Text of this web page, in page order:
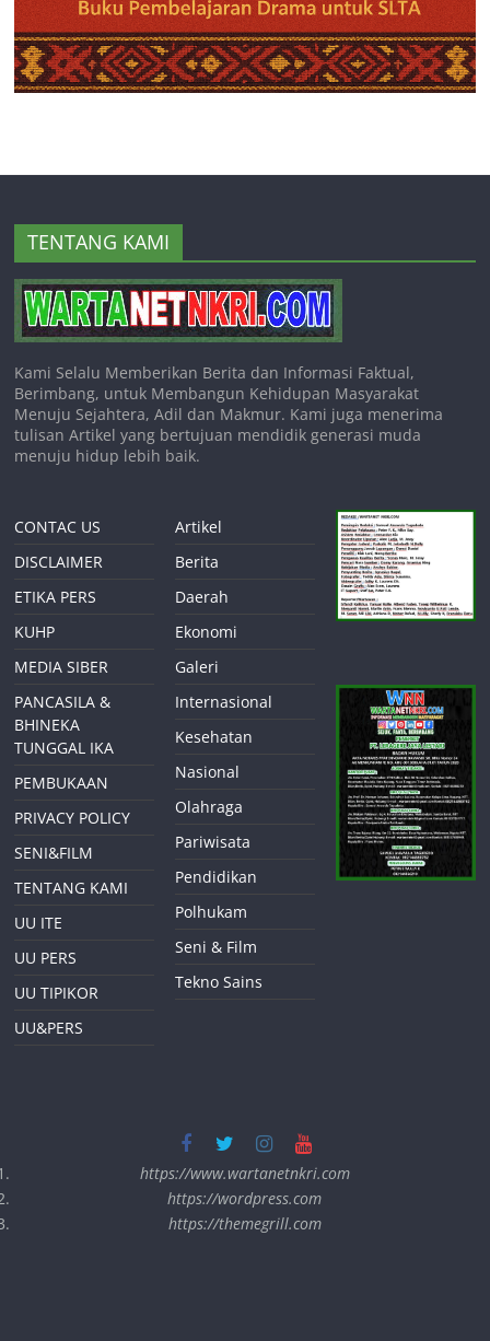
TENTANG KAMI
Kami Selalu Memberikan Berita dan Informasi Faktual,
Berimbang, untuk Membangun Kehidupan Masyarakat
Menuju Sejahtera, Adil dan Makmur. Kami juga menerima
tulisan Artikel yang bertujuan mendidik generasi muda
menuju hidup lebih baik.
CONTAC US
DISCLAIMER
ETIKA PERS
KUHP
MEDIA SIBER
PANCASILA &
BHINEKA
TUNGGAL IKA
PEMBUKAAN
PRIVACY POLICY
SENI&FILM
TENTANG KAMI
UU ITE
UU PERS
UU TIPIKOR
UU&PERS
Artikel
Berita
Daerah
Ekonomi
Galeri
Internasional
Kesehatan
Nasional
Olahraga
Pariwisata
Pendidikan
Polhukam
Seni & Film
Tekno Sains
https://www.wartanetnkri.com
https://wordpress.com
https://themegrill.com